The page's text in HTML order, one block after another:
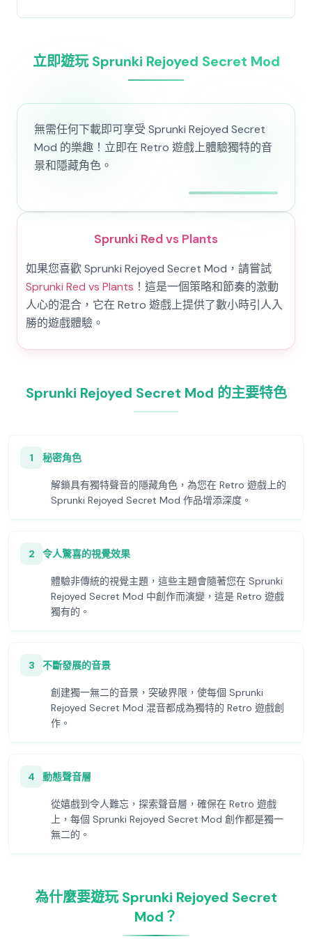
立即遊玩 Sprunki Rejoyed Secret Mod
無需任何下載即可享受 Sprunki Rejoyed Secret
Mod 的樂趣！立即在 Retro 遊戲上體驗獨特的音
景和隱藏角色。
Sprunki Red vs Plants
如果您喜歡 Sprunki Rejoyed Secret Mod，請嘗試
Sprunki Red vs Plants ！這是一個策略和節奏的激動
人心的混合，它在 Retro 遊戲上提供了數小時引人入
勝的遊戲體驗。
Sprunki Rejoyed Secret Mod 的主要特色
1 秘密角色
解鎖具有獨特聲音的隱藏角色，為您在 Retro 遊戲上的
Sprunki Rejoyed Secret Mod 作品增添深度。
2 令人驚喜的視覺效果
體驗非傳統的視覺主題，這些主題會隨著您在 Sprunki
Rejoyed Secret Mod 中創作而演變，這是 Retro 遊戲
獨有的。
3 不斷發展的音景
創建獨一無二的音景，突破界限，使每個 Sprunki
Rejoyed Secret Mod 混音都成為獨特的 Retro 遊戲創
作。
4 動態聲音層
從嬉戲到令人難忘，探索聲音層，確保在 Retro 遊戲
上，每個 Sprunki Rejoyed Secret Mod 創作都是獨一
無二的。
為什麼要遊玩 Sprunki Rejoyed Secret
Mod？